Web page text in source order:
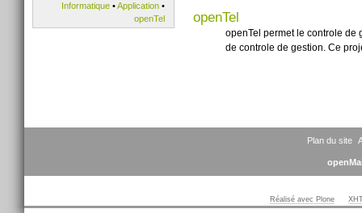
Informatique•Application•
openTel
openTel
openTel permet le controle de
de controle de gestion. Ce
Plan du site
Réalisé avec Plone